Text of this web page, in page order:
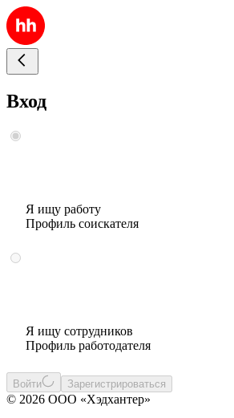
Вход
Я ищу работу
Профиль соискателя
Я ищу сотрудников
Профиль работодателя
Войти Зарегистрироваться
© 2026 ООО «Хэдхантер»